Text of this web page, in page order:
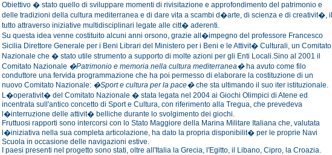
Obiettivo � stato quello di sviluppare momenti di rivisitazione e approfondimento del patrimonio e
delle tradizioni della cultura mediterranea e di dare vita a scambi d�arte, di scienza e di creativit�, il
tutto attraverso iniziative multidisciplinari legate alle citt� aderenti.
Su questa idea venne costituito alcuni anni orsono, grazie all�impegno del professore Francesco
Sicilia Direttore Generale per i Beni Librari del Ministero per i Beni e le Attivit� Culturali, un Comitato
Nazionale che � stato utile strumento a supporto di molte azioni per gli Enti Locali.Sino al 2001 il
Comitato Nazionale �Patrimonio e memoria nella cultura mediterranea� ha avuto come filo
conduttore una fervida programmazione che ha poi permesso di elaborare la costituzione di un
nuovo Comitato Nazionale: �Sport e cultura per la pace�che sta ultimando il suo iter istituzionale.
L�operativit� del Comitato Nazionale � stata legata nel 2004 ai Giochi Olimpici di Atene ed
incentrata sull'antico concetto di Sport e Cultura, con riferimento alla Tregua, che prevedeva
l�interruzione delle attivit� belliche durante lo svolgimento dei giochi.
Fruttuosi rapporti sono intercorsi con lo Stato Maggiore della Marina Militare Italiana che, valutata
l�iniziativa nella sua completa articolazione, ha dato la propria disponibilit� per le proprie Navi
Scuola in occasione delle navigazioni estive.
I paesi presenti nel progetto sono stati, oltre all'Italia la Grecia, l'Egitto, il Libano, Cipro, la Croazia.